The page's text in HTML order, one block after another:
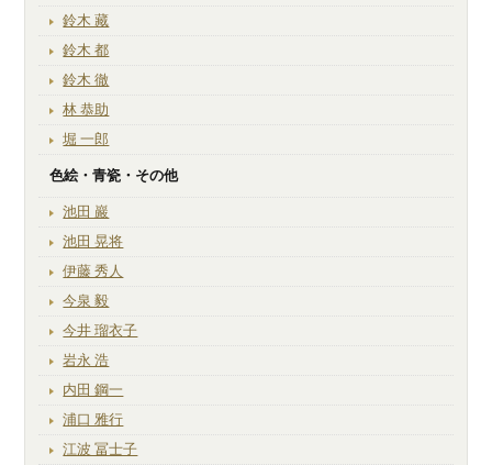
鈴木 藏
鈴木 都
鈴木 徹
林 恭助
堀 一郎
色絵・青瓷・その他
池田 巖
池田 晃将
伊藤 秀人
今泉 毅
今井 瑠衣子
岩永 浩
内田 鋼一
浦口 雅行
江波 冨士子